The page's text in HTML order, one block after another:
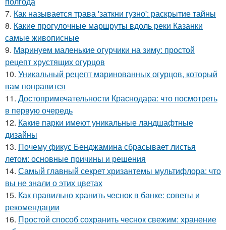
7. Как называется трава 'заткни гузно': раскрытие тайны
8. Какие прогулочные маршруты вдоль реки Казанки
самые живописные
9. Маринуем маленькие огурчики на зиму: простой
рецепт хрустящих огурцов
10. Уникальный рецепт маринованных огурцов, который
вам понравится
11. Достопримечательности Краснодара: что посмотреть
в первую очередь
12. Какие парки имеют уникальные ландшафтные
дизайны
13. Почему фикус Бенджамина сбрасывает листья
летом: основные причины и решения
14. Самый главный секрет хризантемы мультифлора: что
вы не знали о этих цветах
15. Как правильно хранить чеснок в банке: советы и
рекомендации
16. Простой способ сохранить чеснок свежим: хранение